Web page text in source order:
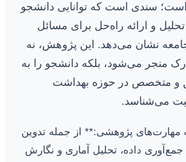
سندی است که توانایی دانشجو
و ارائه راه‌حل برای مسائل
نشان می‌دهد. این پژوهش، نه
منجر می‌شود، بلکه دانشجو را به
و متخصص در حوزه بهداشت
می‌شناسد.
مهارت‌های پژوهشی:** از جمله تدوین
جمع‌آوری داده، تحلیل آماری و نگارش